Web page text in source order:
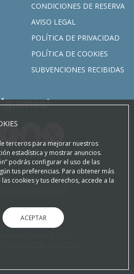
CONDICIONES DE RESERVA
AVISO LEGAL
POLÍTICA DE PRIVACIDAD
POLÍTICA DE COOKIES
SUBVENCIONES RECIBIDAS
Castellón (España)
del Mijares ©2026
terceros para mejorar nuestros
estadística y mostrar anuncios.
podrás configurar el uso de las
tus preferencias. Para obtener más
cookies y tus derechos, accede a la
ACEPTAR